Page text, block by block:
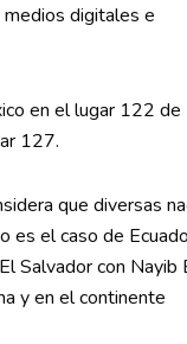
medios digitales e
en el lugar 122
127.
que diversas
es el caso de
Salvador con Nayib
y en el continente